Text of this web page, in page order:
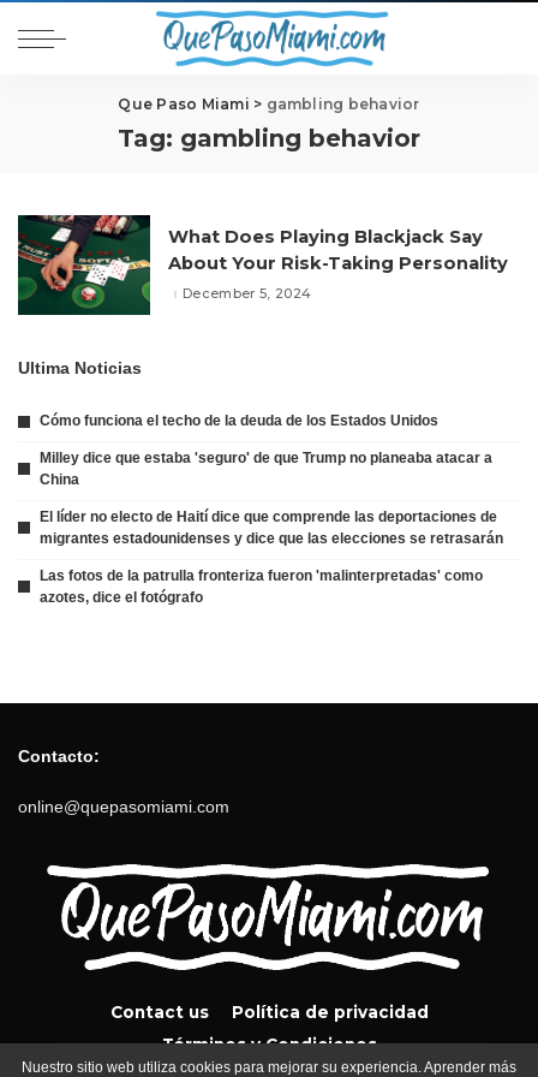
Que Paso Miami > gambling behavior
Tag: gambling behavior
What Does Playing Blackjack Say
About Your Risk-Taking Personality
December 5, 2024
Ultima Noticias
Cómo funciona el techo de la deuda de los Estados Unidos
Milley dice que estaba 'seguro' de que Trump no planeaba atacar a
China
El líder no electo de Haití dice que comprende las deportaciones de
migrantes estadounidenses y dice que las elecciones se retrasarán
Las fotos de la patrulla fronteriza fueron 'malinterpretadas' como
azotes, dice el fotógrafo
Contacto:
online@quepasomiami.com
Contact us
Política de privacidad
Términos y Condiciones
Nuestro sitio web utiliza cookies para mejorar su experiencia. Aprender más